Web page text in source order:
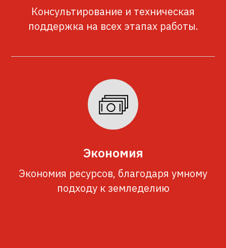
Консультирование и техническая
поддержка на всех этапах работы.
Экономия
Экономия ресурсов, благодаря умному
подходу к земледелию